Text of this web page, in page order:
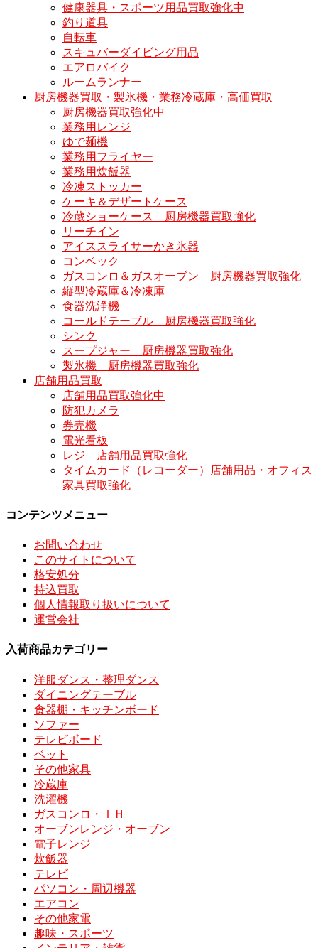
健康器具・スポーツ用品買取強化中
釣り道具
自転車
スキュバーダイビング用品
エアロバイク
ルームランナー
厨房機器買取・製氷機・業務冷蔵庫・高価買取
厨房機器買取強化中
業務用レンジ
ゆで麺機
業務用フライヤー
業務用炊飯器
冷凍ストッカー
ケーキ＆デザートケース
冷蔵ショーケース 厨房機器買取強化
リーチイン
アイススライサーかき氷器
コンベック
ガスコンロ＆ガスオーブン 厨房機器買取強化
縦型冷蔵庫＆冷凍庫
食器洗浄機
コールドテーブル 厨房機器買取強化
シンク
スープジャー 厨房機器買取強化
製氷機 厨房機器買取強化
店舗用品買取
店舗用品買取強化中
防犯カメラ
券売機
電光看板
レジ 店舗用品買取強化
タイムカード（レコーダー）店舗用品・オフィス
家具買取強化
コンテンツメニュー
お問い合わせ
このサイトについて
格安処分
持込買取
個人情報取り扱いについて
運営会社
入荷商品カテゴリー
洋服ダンス・整理ダンス
ダイニングテーブル
食器棚・キッチンボード
ソファー
テレビボード
ベット
その他家具
冷蔵庫
洗濯機
ガスコンロ・ＩＨ
オーブンレンジ・オーブン
電子レンジ
炊飯器
テレビ
パソコン・周辺機器
エアコン
その他家電
趣味・スポーツ